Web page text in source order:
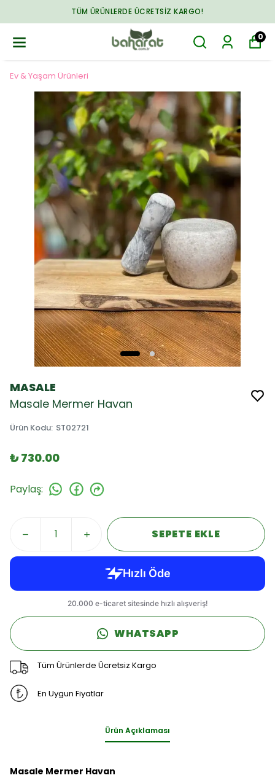
TÜM ÜRÜNLERDE ÜCRETSIZ KARGO!
0
Ev & Yaşam Ürünleri
MASALE
Masale Mermer Havan
Ürün Kodu: ST02721
₺ 730.00
Paylaş:
SEPETE EKLE
WHATSAPP
Tüm Ürünlerde Ücretsiz Kargo
En Uygun Fiyatlar
Ürün Açıklaması
Masale Mermer Havan